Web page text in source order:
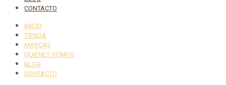
CONTACTO
INICIO
TIENDA
MARCAS
QUIÉNES SOMOS
BLOG
CONTACTO